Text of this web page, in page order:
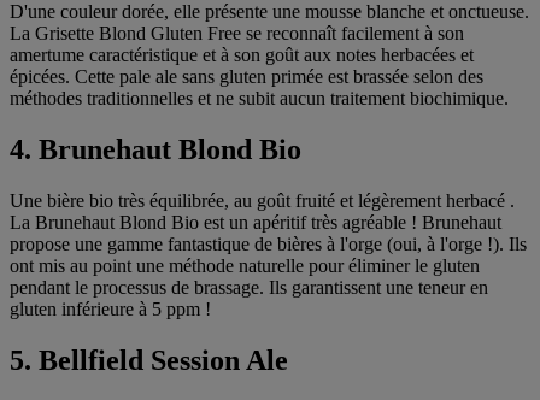
D'une couleur dorée, elle présente une mousse blanche et onctueuse.
La Grisette Blond Gluten Free se reconnaît facilement à son
amertume caractéristique et à son goût aux notes herbacées et
épicées. Cette pale ale sans gluten primée est brassée selon des
méthodes traditionnelles et ne subit aucun traitement biochimique.
4. Brunehaut Blond Bio
Une bière bio très équilibrée, au goût fruité et légèrement herbacé .
La Brunehaut Blond Bio est un apéritif très agréable ! Brunehaut
propose une gamme fantastique de bières à l'orge (oui, à l'orge !). Ils
ont mis au point une méthode naturelle pour éliminer le gluten
pendant le processus de brassage. Ils garantissent une teneur en
gluten inférieure à 5 ppm !
5. Bellfield Session Ale